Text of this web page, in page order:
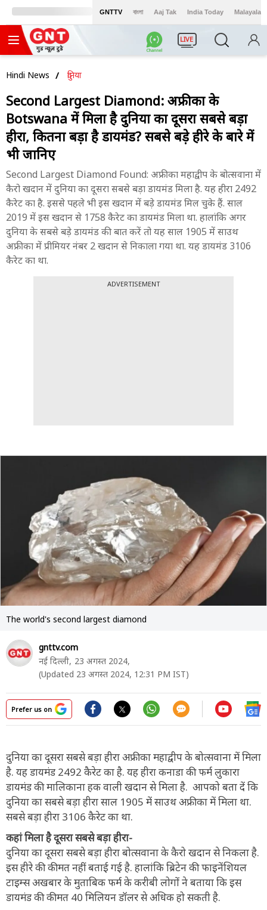
GNTTV বাংলা Aaj Tak India Today Malayalam
LIVE
Hindi News दुनिया
Second Largest Diamond: अफ्रीका के
Botswana में मिला है दुनिया का दूसरा सबसे बड़ा
हीरा, कितना बड़ा है डायमंड? सबसे बड़े हीरे के बारे में
भी जानिए
Second Largest Diamond Found: अफ्रीका महाद्वीप के बोत्सवाना में
कैरो खदान में दुनिया का दूसरा सबसे बड़ा डायमंड मिला है. यह हीरा 2492
कैरेट का है. इससे पहले भी इस खदान में बड़े डायमंड मिल चुके हैं. साल
2019 में इस खदान से 1758 कैरेट का डायमंड मिला था. हालांकि अगर
दुनिया के सबसे बड़े डायमंड की बात करें तो यह साल 1905 में साउथ
अफ्रीका में प्रीमियर नंबर 2 खदान से निकाला गया था. यह डायमंड 3106
कैरेट का था.
ADVERTISEMENT
The world's second largest diamond
gnttv.com
नई दिल्ली, 23 अगस्त 2024,
(Updated 23 अगस्त 2024, 12:31 PM IST)
Prefer us on
दुनिया का दूसरा सबसे बड़ा हीरा अफ्रीका महाद्वीप के बोत्सवाना में मिला
है. यह डायमंड 2492 कैरेट का है. यह हीरा कनाडा की फर्म लुकारा
डायमंड की मालिकाना हक वाली खदान से मिला है. आपको बता दें कि
दुनिया का सबसे बड़ा हीरा साल 1905 में साउथ अफ्रीका में मिला था.
सबसे बड़ा हीरा 3106 कैरेट का था.
कहां मिला है दूसरा सबसे बड़ा हीरा-
दुनिया का दूसरा सबसे बड़ा हीरा बोत्सवाना के कैरो खदान से निकला है.
इस हीरे की कीमत नहीं बताई गई है. हालांकि ब्रिटेन की फाइनेंशियल
टाइम्स अखबार के मुताबिक फर्म के करीबी लोगों ने बताया कि इस
डायमंड की कीमत 40 मिलियन डॉलर से अधिक हो सकती है.